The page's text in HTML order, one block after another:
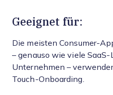
Geeignet für:
Die meisten Consumer-
– genauso wie viele SaaS-
Unternehmen –
Touch-Onboarding.